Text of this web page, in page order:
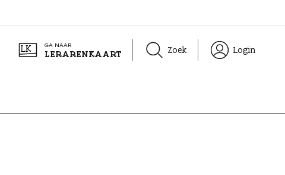
GA NAAR
LERARENKAART Zoek Login